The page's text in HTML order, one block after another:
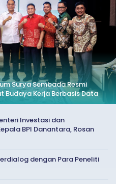
Surya Sembada Resmi
Budaya Kerja Berbasis Data
Investasi dan
BPI Danantara, Rosan
dengan Para Peneliti